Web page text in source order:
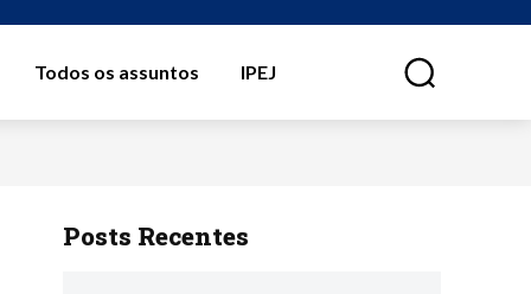
Todos os assuntos IPEJ
Posts Recentes